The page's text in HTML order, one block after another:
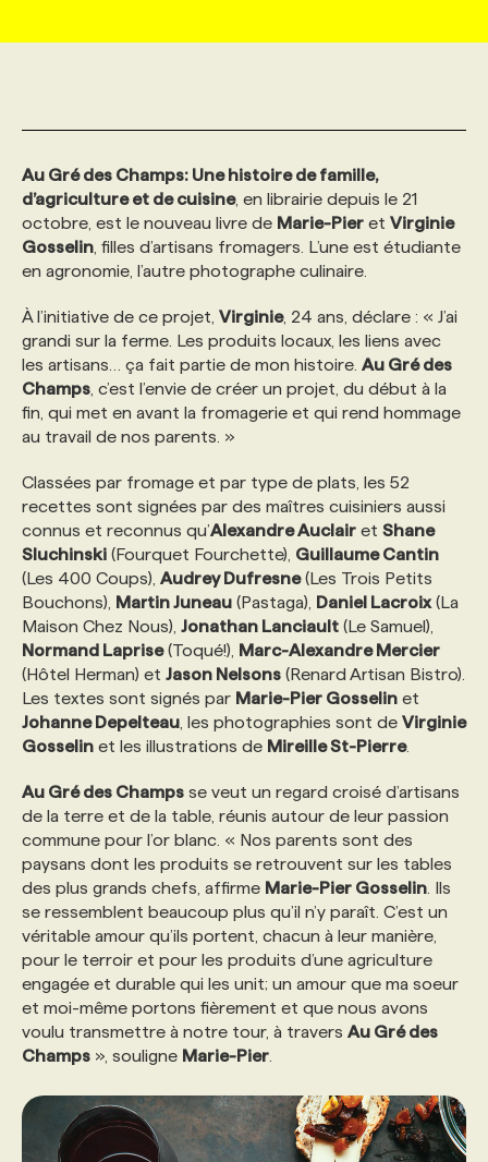
AFFAIRES DE L'INDUSTRIE
INITIATIVES NUMÉRIQUES
PRIX ET DISTINCTIONS
TENDANCES
WEB & MÉDIAS SOCIAUX
MARKETING DURABLE
GEO/SEO
ÉVÉNEMENTIEL
NOS AUTEUR‧RICES
INFOLETTRE PUBLICITÉ
ANNONCEZ AVEC NOUS
CONSULTER LA CVTHÈQUE
PROFIL ENTREPRISE
FAQ
ANNONCEZ AVEC NOUS
VOIR LES OFFRES
PROFIL CANDIDAT
FAQ
ANNONCEZ AVEC NOUS
NOS FORMATIONS EN LIGNE
NOS PARCOURS DE FORMATIONS
FORMATIONS PERSONNALISÉES
NOS FORMATEUR‧RICES
POURQUOI CHOISIR NOS FORMATIONS
PROGRAMMES DE SUBVENTIONS
FAQ
ANNONCEZ AVEC NOUS
CHASSE DE TÊTE
SERVICE DE CHASSE DE TÊTE
NOS TARIFS
NOS EXPERTISES
FAQ
Au Gré des Champs: Une histoire de famille,
d’agriculture et de cuisine, en librairie depuis le 21
octobre, est le nouveau livre de Marie-Pier et Virginie
Gosselin , filles d’artisans fromagers. L’une est étudiante
en agronomie, l’autre photographe culinaire.
À l’initiative de ce projet, Virginie, 24 ans, déclare : « J’ai
grandi sur la ferme. Les produits locaux, les liens avec
les artisans… ça fait partie de mon histoire. Au Gré des
Champs , c’est l’envie de créer un projet, du début à la
fin, qui met en avant la fromagerie et qui rend hommage
au travail de nos parents. »
Classées par fromage et par type de plats, les 52
recettes sont signées par des maîtres cuisiniers aussi
connus et reconnus qu’Alexandre Auclair et Shane
Sluchinski (Fourquet Fourchette), Guillaume Cantin
(Les 400 Coups), Audrey Dufresne(Les Trois Petits
Bouchons), Martin Juneau (Pastaga), Daniel Lacroix (La
Maison Chez Nous), Jonathan Lanciault (Le Samuel),
Normand Laprise(Toqué!), Marc-Alexandre Mercier
(Hôtel Herman) et Jason Nelsons (Renard Artisan Bistro).
Les textes sont signés par Marie-Pier Gosselin et
Johanne Depelteau , les photographies sont de Virginie
Gosselin et les illustrations de Mireille St-Pierre.
Au Gré des Champs se veut un regard croisé d’artisans
de la terre et de la table, réunis autour de leur passion
commune pour l’or blanc. « Nos parents sont des
paysans dont les produits se retrouvent sur les tables
des plus grands chefs, affirme Marie-Pier Gosselin . Ils
se ressemblent beaucoup plus qu’il n’y paraît. C’est un
véritable amour qu’ils portent, chacun à leur manière,
pour le terroir et pour les produits d’une agriculture
engagée et durable qui les unit; un amour que ma soeur
et moi-même portons fièrement et que nous avons
voulu transmettre à notre tour, à travers Au Gré des
Champs », souligne Marie-Pier